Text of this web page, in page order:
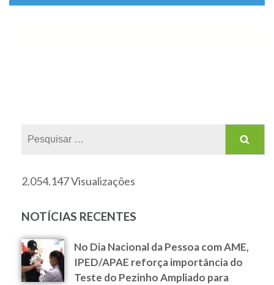
2.054.147 Visualizações
NOTÍCIAS RECENTES
No Dia Nacional da Pessoa com AME,
IPED/APAE reforça importância do
Teste do Pezinho Ampliado para